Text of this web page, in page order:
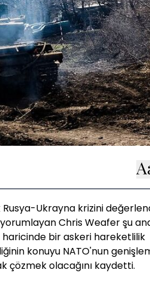
Ukrayna krizini
Chris Weafer şu
haricinde bir askeri hareketlilik
konuyu NATO'nun
çözmek olacağını kaydetti.